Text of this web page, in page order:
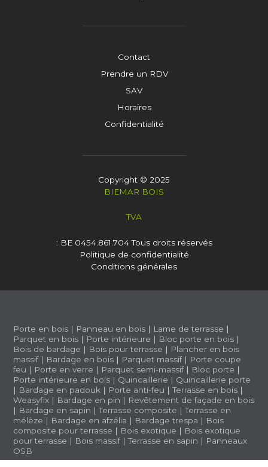
Contact
Prendre un RDV
SAV
Horaires
Confidentialité
Copyright © 2025
BIEMAR BOIS
TVA
: BE 0454.861.704Tous droits réservés
Politique de confidentialité
Conditions générales
Porte en bois | Panneau en bois | Lame de terrasse |
Parquet en bois | Porte intérieure | Bloc porte en bois |
Bois de bardage | Bois pour terrasse | Plancher en bois
massif| Bardage en bois | Parquet massif| Porte coupe
feu | Porte en verre | Parquet semi-massif| Bloc porte |
Porte intérieure en bois | Quincaillerie | Quincaillerie porte
| Bardage en padouk | Porte anti-feu |Terrasse en bois |
Weasyfix | Bardage en pin | Revêtement de façade en bois
| Bardage en sapin |Terrasse composite |Terrasse en
mélèze | Bardage en afzélia | Bardage trespa | Bois
composite pour terrasse | Bois exotique | Bois exotique
pour terrasse | Bois massif|Terrasse en sapin | Panneaux
OSB